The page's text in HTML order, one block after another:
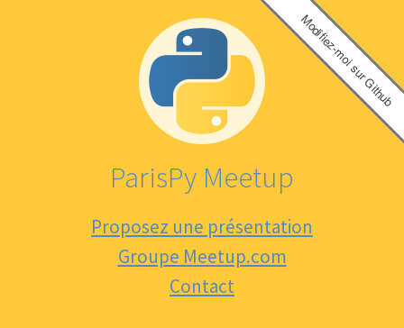
Modifiez-moi sur Github
ParisPy Meetup
Proposez une présentation
Groupe Meetup.com
Contact